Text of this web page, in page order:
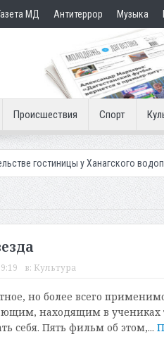
МД Антитеррор Музыка
Происшествия Спорт
у Ханагского водопада
в: Культура
но более всего
находящим в учениках
себя. Пять фильм об этом,...